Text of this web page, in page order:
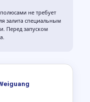
не требует
залита специальным
Перед запуском